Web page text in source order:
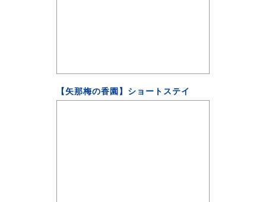
【矢那梅の香園】ショートステイ